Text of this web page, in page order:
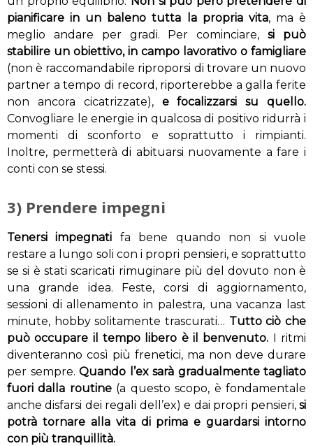
pianificare in un baleno tutta la propria vita, ma è
meglio andare per gradi. Per cominciare,si può
stabilire un obiettivo, in campo lavorativo o famigliare
(non è raccomandabile riproporsi di trovare un nuovo
partner a tempo di record, riporterebbe a galla ferite
non ancora cicatrizzate), e focalizzarsi su quello.
Convogliare le energie in qualcosa di positivo ridurrà i
momenti di sconforto e soprattutto i rimpianti.
Inoltre, permetterà di abituarsi nuovamente a fare i
conti con se stessi.
3) Prendere impegni
Tenersi impegnati fa bene quando non si vuole
restare a lungo soli con i propri pensieri, e soprattutto
se si è stati scaricati rimuginare più del dovuto non è
una grande idea. Feste, corsi di aggiornamento,
sessioni di allenamento in palestra, una vacanza last
minute, hobby solitamente trascurati… Tutto ciò che
può occupare il tempo libero è il benvenuto. I ritmi
diventeranno così più frenetici, ma non deve durare
per sempre. Quando l’ex sarà gradualmente tagliato
fuori dalla routine(a questo scopo, è fondamentale
anche disfarsi dei regali dell’ex) e dai propri pensieri, si
potrà tornare alla vita di prima e guardarsi intorno
con più tranquillità.